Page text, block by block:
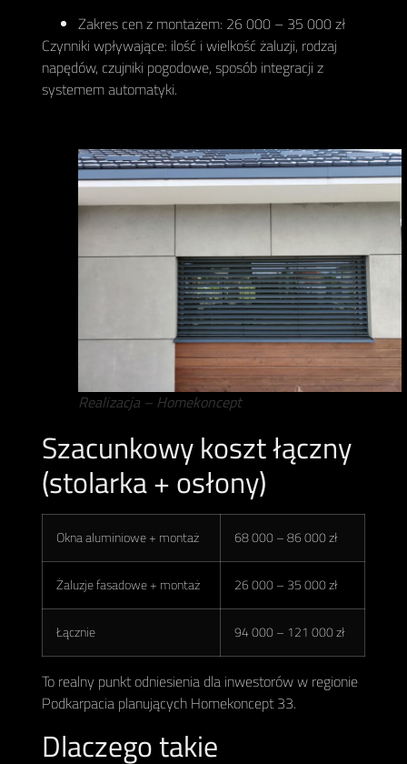
Zakres cen z montażem: 26 000 – 35 000 zł
Czynniki wpływające: ilość i wielkość żaluzji, rodzaj
napędów, czujniki pogodowe, sposób integracji z
systemem automatyki.
Realizacja – Homekoncept
Szacunkowy koszt łączny
(stolarka + osłony)
Okna aluminiowe + montaż 68 000 – 86 000 zł
Żaluzje fasadowe + montaż 26 000 – 35 000 zł
Łącznie 94 000 – 121 000 zł
To realny punkt odniesienia dla inwestorów w regionie
Podkarpacia planujących Homekoncept 33.
Dlaczego takie